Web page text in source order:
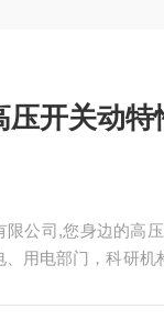
压开关动特
限公司,您身边的高
、用电部门，科研